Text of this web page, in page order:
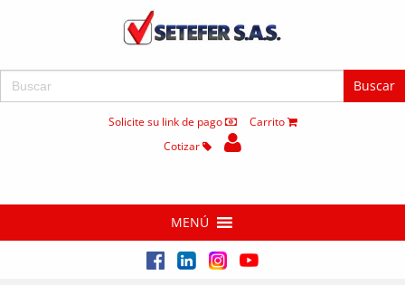
Buscar:
Solicite su link de pago
Carrito
Cotizar
MENÚ